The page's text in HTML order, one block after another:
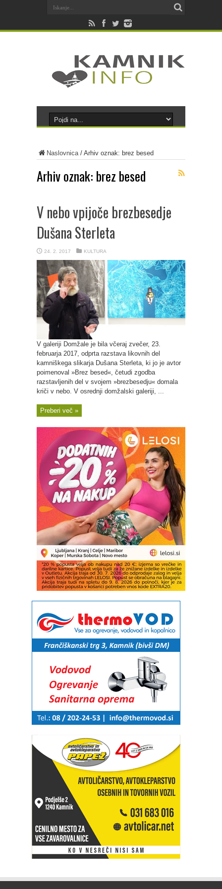
Naslovnica/ Arhiv oznak: brez besed
Arhiv oznak: brez besed
V nebo vpijoče brezbesedje
Dušana Sterleta
24. 2. 2017 KULTURA
V galeriji Domžale je bila včeraj zvečer, 23.
februarja 2017, odprta razstava likovnih del
kamniškega slikarja Dušana Sterleta, ki jo je avtor
poimenoval »Brez besed«, četudi zgodba
razstavljenih del v svojem »brezbesedju« domala
kriči v nebo. V osrednji domžalski galeriji, ...
Preberi več »